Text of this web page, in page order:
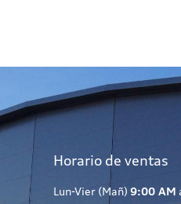
Horario de ventas
Lun-Vier (Mañ) 9:00 AM